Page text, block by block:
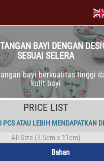
BAYI DENGAN
SESUAI SELERA
bayi berkualitas tinggi
kulit bayi
PRICE LIST
ATAU LEBIH MENDAPATKAN
All Size (7.5cm x 11cm)
Bahan